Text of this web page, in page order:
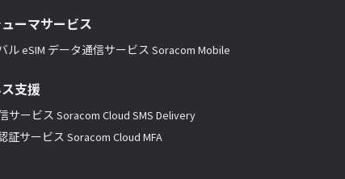
ーマサービス
ル eSIM データ通信サービス Soracom Mobile
支援
サービス Soracom Cloud SMS Delivery
証サービス Soracom Cloud MFA